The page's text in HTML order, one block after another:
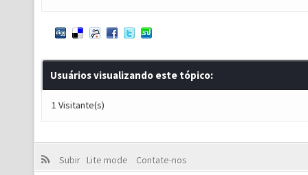
Usuários visualizando este tópico:
1 Visitante(s)
Subir Lite mode
Contate-nos